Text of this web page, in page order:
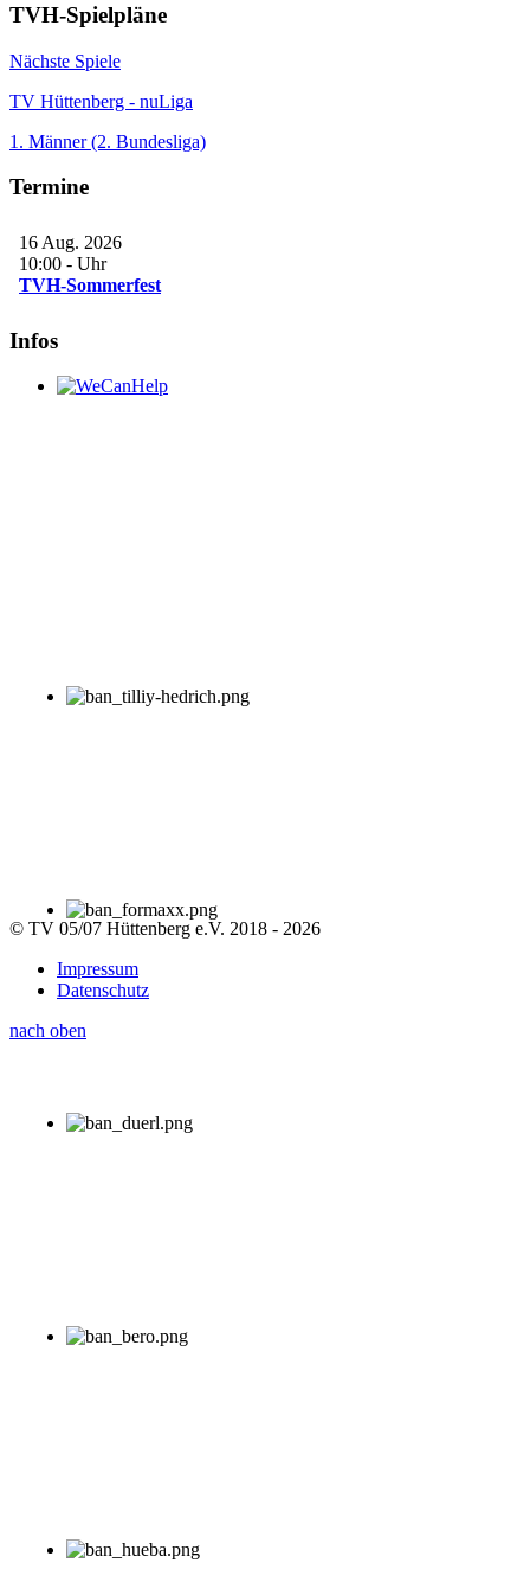
TVH-Spielpläne
Nächste Spiele
TV Hüttenberg - nuLiga
1. Männer (2. Bundesliga)
Termine
16 Aug. 2026
10:00 - Uhr
TVH-Sommerfest
Infos
© TV 05/07 Hüttenberg e.V. 2018 - 2026
Impressum
Datenschutz
nach oben